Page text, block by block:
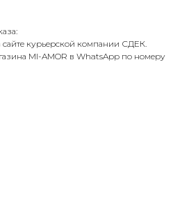
курьерской компании СДЕК.
MI-AMOR в WhatsApp по номеру